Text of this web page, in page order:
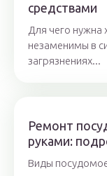
средствами
Для чего нужна
незаменимы в
загрязнениях...
Ремонт
руками:
Виды